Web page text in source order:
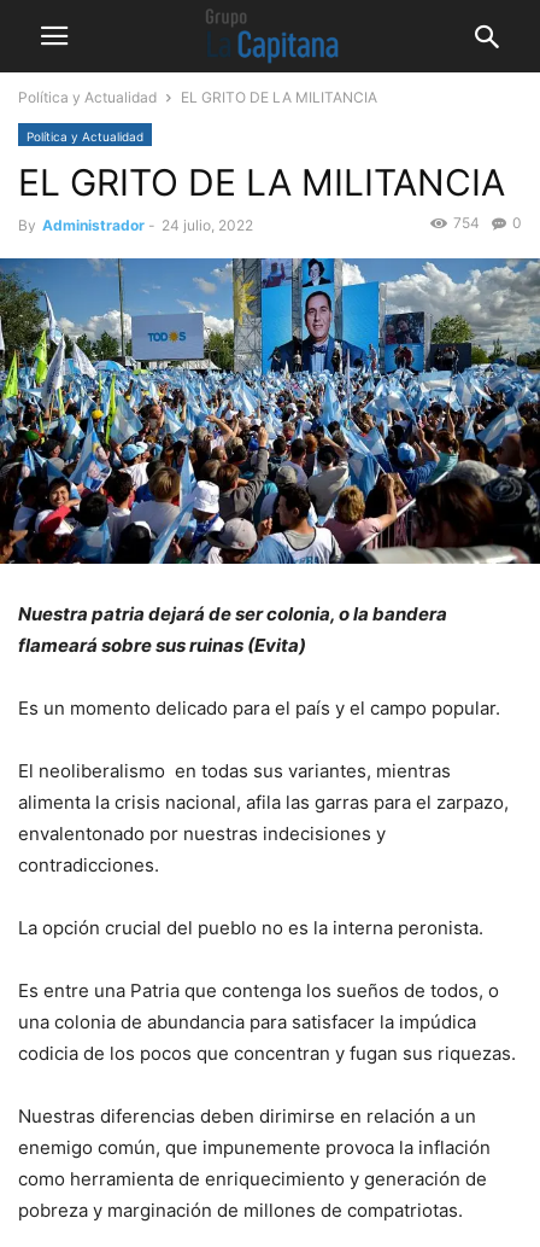
Política y Actualidad EL GRITO DE LA MILITANCIA
Política y Actualidad
EL GRITO DE LA MILITANCIA
By Administrador - 24 julio, 2022 0
754
Nuestra patria dejará de ser colonia, o la bandera
flameará sobre sus ruinas (Evita)
Es un momento delicado para el país y el campo popular.
El neoliberalismo en todas sus variantes, mientras
alimenta la crisis nacional, afila las garras para el zarpazo,
envalentonado por nuestras indecisiones y
contradicciones.
La opción crucial del pueblo no es la interna peronista.
Es entre una Patria que contenga los sueños de todos, o
una colonia de abundancia para satisfacer la impúdica
codicia de los pocos que concentran y fugan sus riquezas.
Nuestras diferencias deben dirimirse en relación a un
enemigo común, que impunemente provoca la inflación
como herramienta de enriquecimiento y generación de
pobreza y marginación de millones de compatriotas.